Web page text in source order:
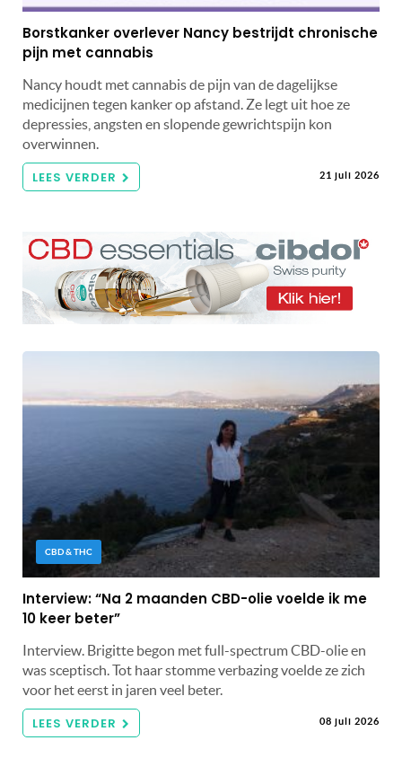
Borstkanker overlever Nancy bestrijdt chronische
pijn met cannabis
Nancy houdt met cannabis de pijn van de dagelijkse
medicijnen tegen kanker op afstand. Ze legt uit hoe ze
depressies, angsten en slopende gewrichtspijn kon
overwinnen.
LEES VERDER 21 juli 2026
CBD & THC
Interview: “Na 2 maanden CBD-olie voelde ik me
10 keer beter”
Interview. Brigitte begon met full-spectrum CBD-olie en
was sceptisch. Tot haar stomme verbazing voelde ze zich
voor het eerst in jaren veel beter.
LEES VERDER 08 juli 2026